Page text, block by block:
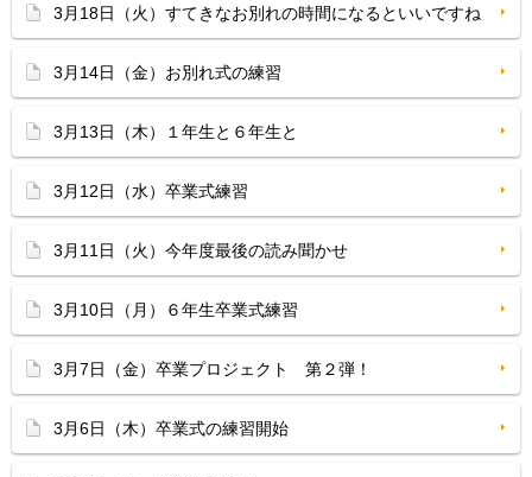
3月18日（火）すてきなお別れの時間になるといいですね
3月14日（金）お別れ式の練習
3月13日（木）１年生と６年生と
3月12日（水）卒業式練習
3月11日（火）今年度最後の読み聞かせ
3月10日（月）６年生卒業式練習
3月7日（金）卒業プロジェクト 第２弾！
3月6日（木）卒業式の練習開始